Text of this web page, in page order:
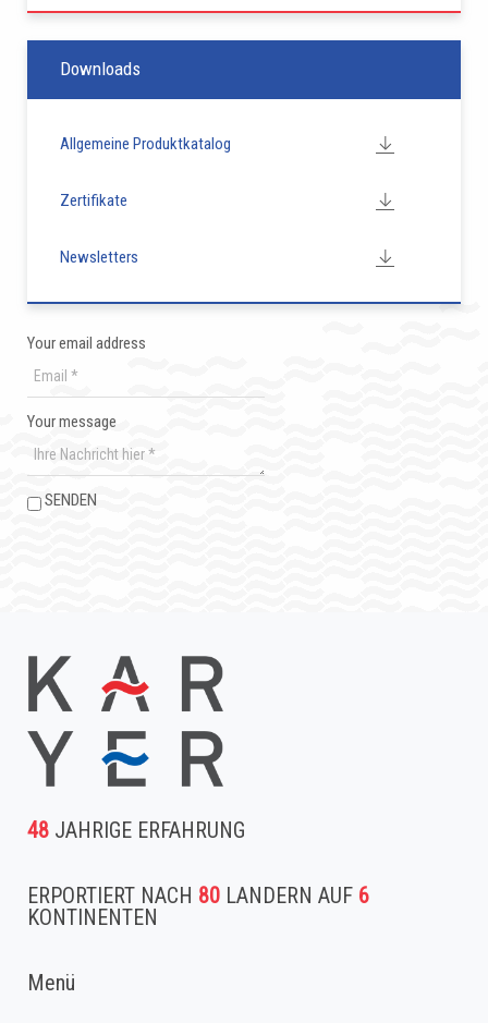
Downloads
Allgemeine Produktkatalog
Zertifikate
Newsletters
Your email address
Your message
SENDEN
48 JAHRIGE ERFAHRUNG
ERPORTIERT NACH 80 LANDERN AUF 6
KONTINENTEN
Menü